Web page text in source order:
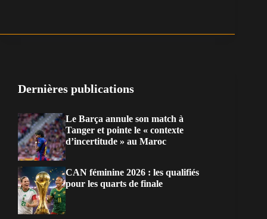
Dernières publications
Le Barça annule son match à
Tanger et pointe le « contexte
d’incertitude » au Maroc
CAN féminine 2026 : les qualifiés
pour les quarts de finale